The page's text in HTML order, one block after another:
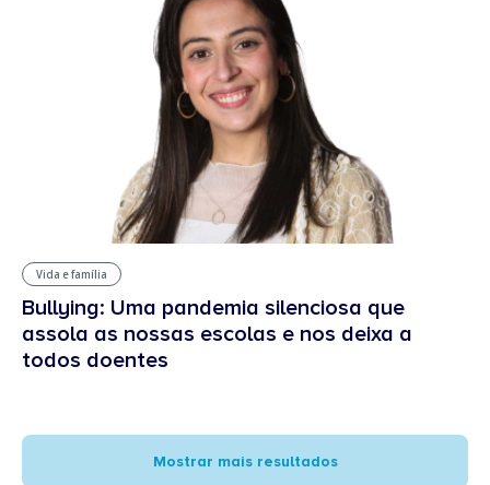
Vida e família
Bullying: Uma pandemia silenciosa que
assola as nossas escolas e nos deixa a
todos doentes
Mostrar mais resultados